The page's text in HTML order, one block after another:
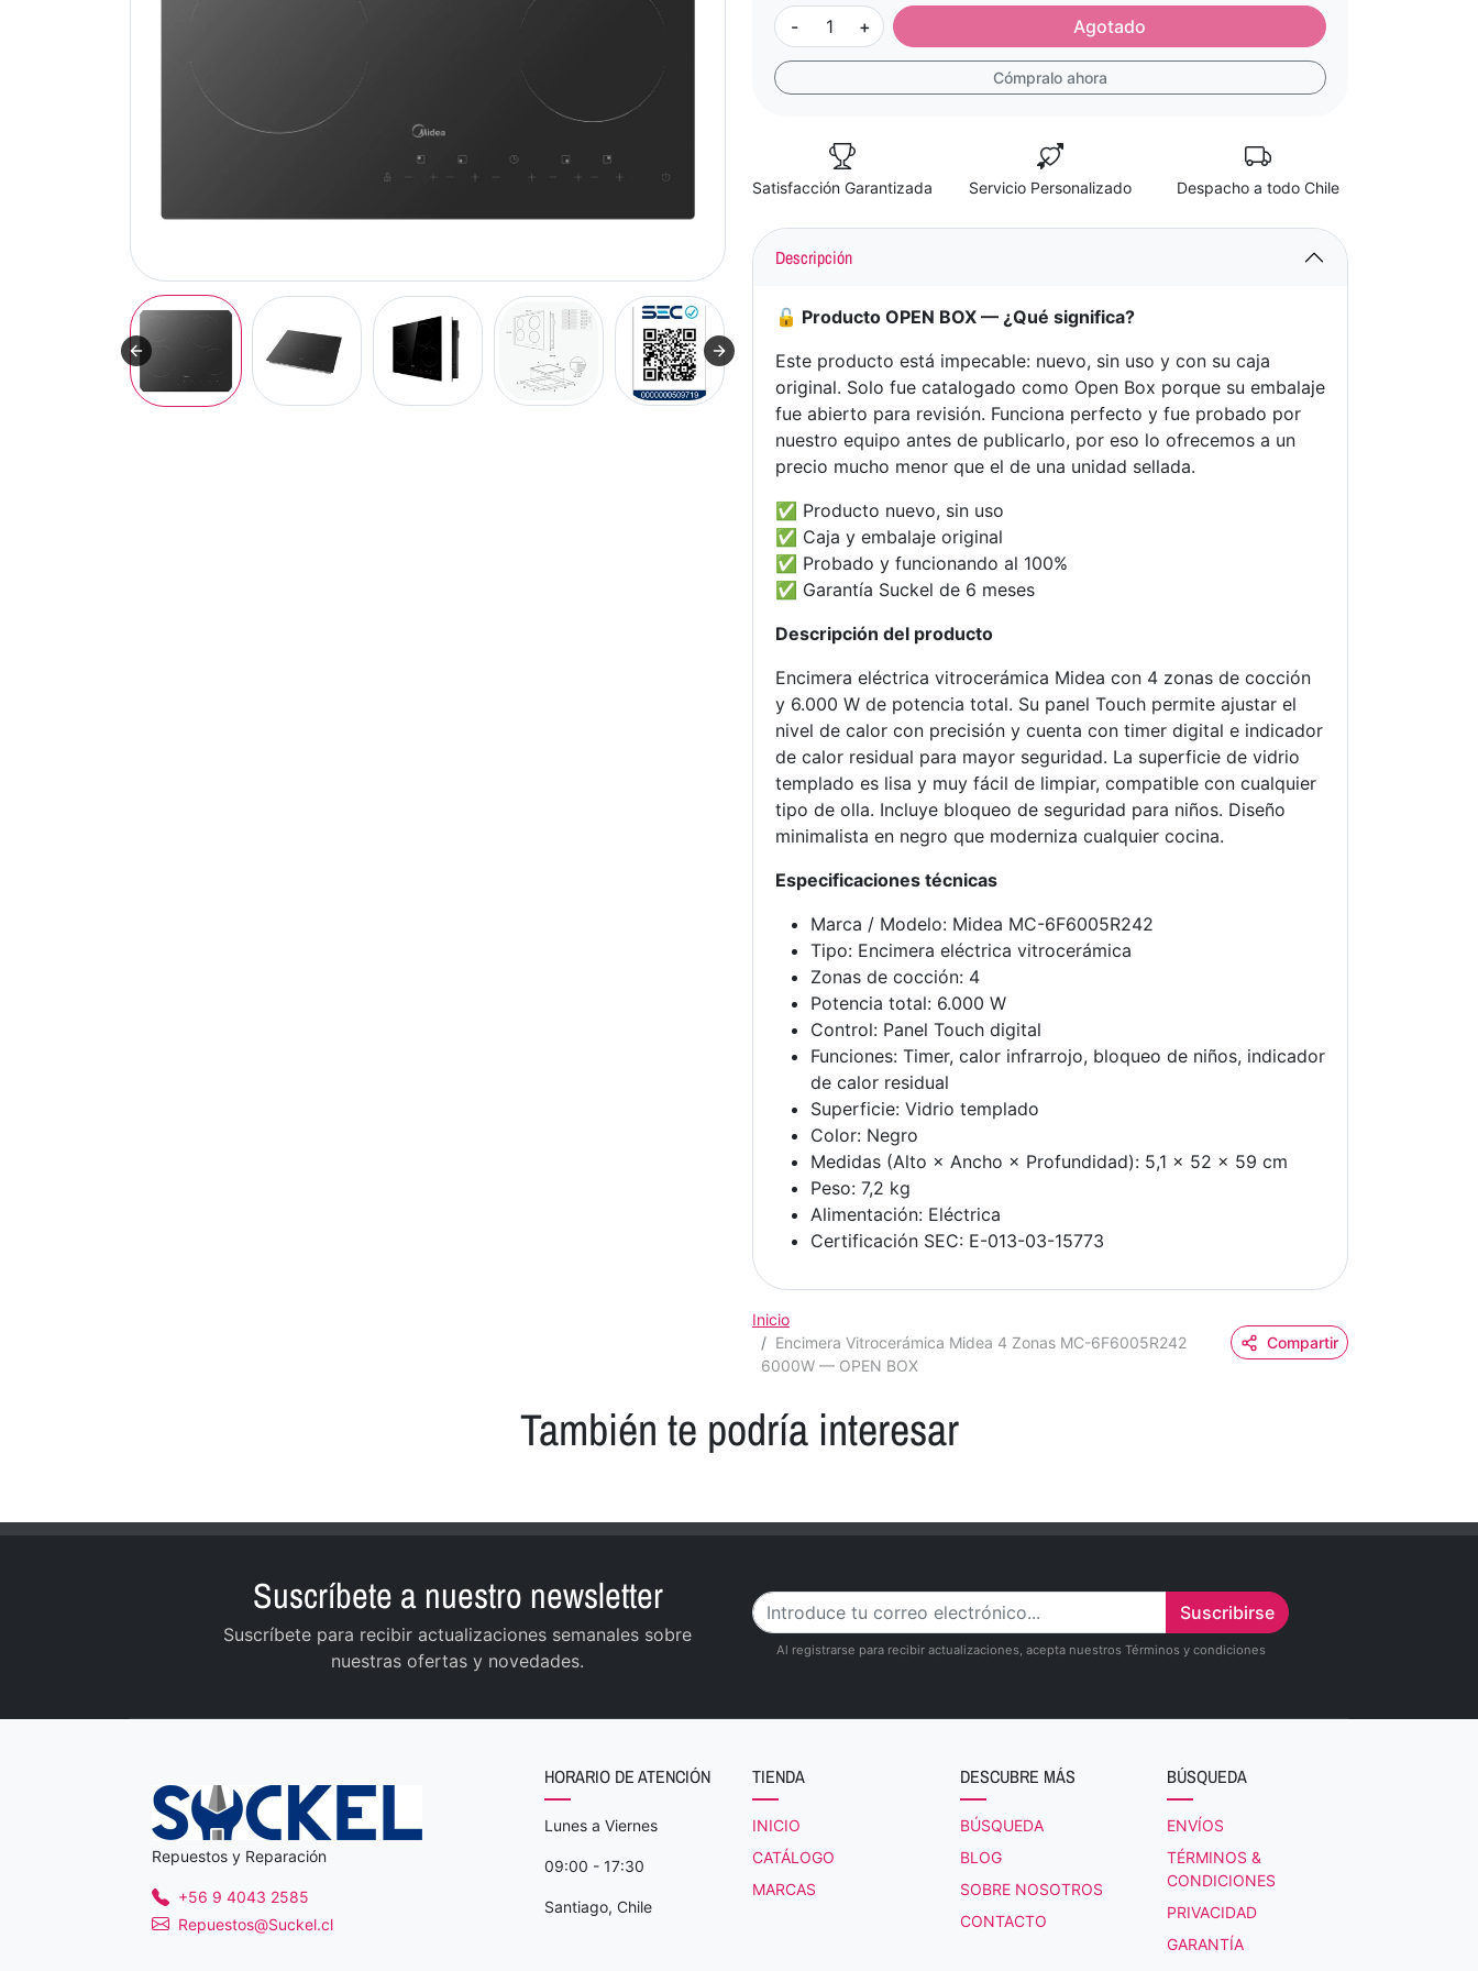
- + Agotado
Cómpralo ahora
Satisfacción Garantizada Servicio Personalizado Despacho a todo Chile
Descripción
🔓 Producto OPEN BOX — ¿Qué significa?
Este producto está impecable: nuevo, sin uso y con su caja
original. Solo fue catalogado como Open Box porque su embalaje
fue abierto para revisión. Funciona perfecto y fue probado por
nuestro equipo antes de publicarlo, por eso lo ofrecemos a un
precio mucho menor que el de una unidad sellada.
✅ Producto nuevo, sin uso
✅ Caja y embalaje original
✅ Probado y funcionando al 100%
✅ Garantía Suckel de 6 meses
Descripción del producto
Encimera eléctrica vitrocerámica Midea con 4 zonas de cocción
y 6.000 W de potencia total. Su panel Touch permite ajustar el
nivel de calor con precisión y cuenta con timer digital e indicador
de calor residual para mayor seguridad. La superficie de vidrio
templado es lisa y muy fácil de limpiar, compatible con cualquier
tipo de olla. Incluye bloqueo de seguridad para niños. Diseño
minimalista en negro que moderniza cualquier cocina.
Especificaciones técnicas
Marca / Modelo: Midea MC-6F6005R242
Tipo: Encimera eléctrica vitrocerámica
Zonas de cocción: 4
Potencia total: 6.000 W
Control: Panel Touch digital
Funciones: Timer, calor infrarrojo, bloqueo de niños, indicador
de calor residual
Superficie: Vidrio templado
Color: Negro
Medidas (Alto × Ancho × Profundidad): 5,1 × 52 × 59 cm
Peso: 7,2 kg
Alimentación: Eléctrica
Certificación SEC: E-013-03-15773
Inicio
Encimera Vitrocerámica Midea 4 Zonas MC-6F6005R242
6000W — OPEN BOX
Compartir
También te podría interesar
Suscríbete a nuestro newsletter
Suscríbete para recibir actualizaciones semanales sobre
nuestras ofertas y novedades.
Suscribirse
Al registrarse para recibir actualizaciones, acepta nuestros Términos y condiciones
Repuestos y Reparación
+56 9 4043 2585
Repuestos@Suckel.cl
HORARIO DE ATENCIÓN
Lunes a Viernes
09:00 - 17:30
Santiago, Chile
TIENDA
INICIO
CATÁLOGO
MARCAS
DESCUBRE MÁS
BÚSQUEDA
BLOG
SOBRE NOSOTROS
CONTACTO
BÚSQUEDA
ENVÍOS
TÉRMINOS &
CONDICIONES
PRIVACIDAD
GARANTÍA